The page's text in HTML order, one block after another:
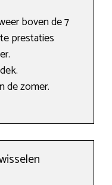
boven de 7
prestaties
de zomer.